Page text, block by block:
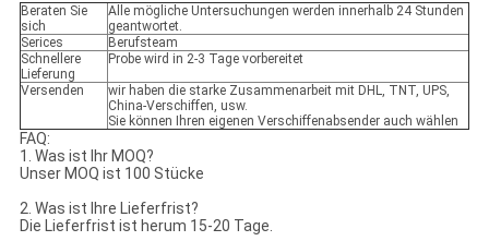
Beraten Sie
sich
Alle mögliche Untersuchungen werden innerhalb 24 Stunden
geantwortet.
Serices
Berufsteam
Schnellere
Lieferung
Probe wird in 2-3 Tage vorbereitet
Versenden
wir haben die starke Zusammenarbeit mit DHL, TNT, UPS,
China-Verschiffen, usw.
Sie können Ihren eigenen Verschiffenabsender auch wählen
FAQ:
1. Was ist Ihr MOQ?
Unser MOQ ist 100 Stücke
2. Was ist Ihre Lieferfrist?
Die Lieferfrist ist herum 15-20 Tage.